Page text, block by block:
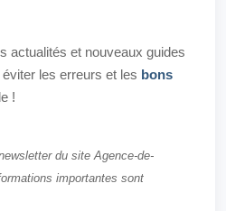
actualités et nouveaux guides
les erreurs et les bons
!
du site Agence-de-
importantes sont